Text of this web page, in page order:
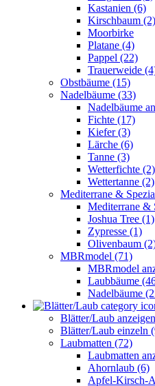
Kastanien (6)
Kirschbaum (2)
Moorbirke
Platane (4)
Pappel (22)
Trauerweide
Obstbäume (15)
Nadelbäume (33)
Nadelbäume
Fichte (17)
Kiefer (3)
Lärche (6)
Tanne (3)
Wetterfichte (2)
Wettertanne (2)
Mediterrane &
Mediterrane &
Joshua Tree (1)
Zypresse (1)
Olivenbaum
MBRmodel (71)
MBRmodel
Laubbäume
Nadelbäume
Blätter/Laub anzeigen
Blätter/Laub einzeln
Laubmatten (72)
Laubmatten
Ahornlaub (6)
Apfel-Kirsch-